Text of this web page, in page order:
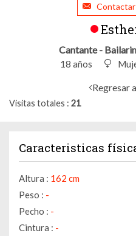
Contactar
Cantante -
18 años
Regresar
Visitas totales 21
Caracteristicas
Altura : 162 cm
Peso : -
Pecho : -
Cintura : -